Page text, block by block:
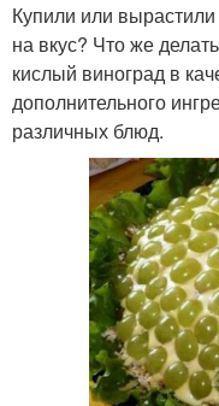
Купили или
на вкус? Что же
кислый виноград в
дополнительного
различных блюд.